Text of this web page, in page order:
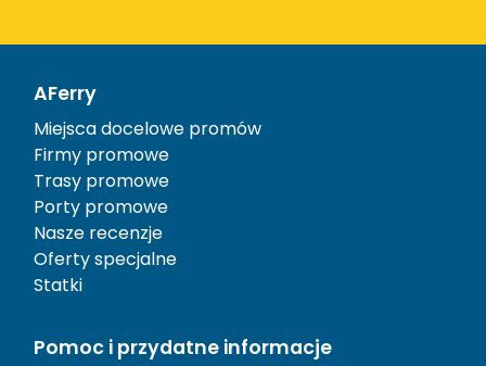
AFerry
Miejsca docelowe promów
Firmy promowe
Trasy promowe
Porty promowe
Nasze recenzje
Oferty specjalne
Statki
Pomoc i przydatne informacje